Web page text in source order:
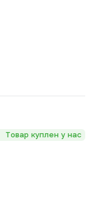
Товар куплен у нас